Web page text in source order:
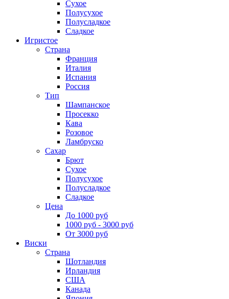
Сухое
Полусухое
Полусладкое
Сладкое
Игристое
Страна
Франция
Италия
Испания
Россия
Тип
Шампанское
Просекко
Кава
Розовое
Ламбруско
Сахар
Брют
Сухое
Полусухое
Полусладкое
Сладкое
Цена
До 1000 руб
1000 руб - 3000 руб
От 3000 руб
Виски
Страна
Шотландия
Ирландия
США
Канада